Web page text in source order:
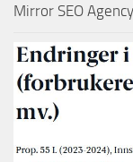
Mirror SEO